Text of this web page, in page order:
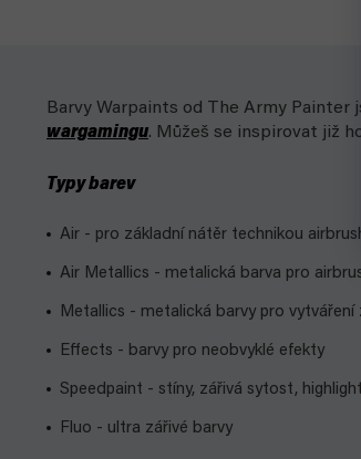
Barvy Warpaints od The Army Painter
wargamingu. Můžeš se inspirovat již
Typy barev
Air - pro základní nátěr technikou
Air Metallics - metalická barva pro
Metallics - metalická barvy pro
Effects - barvy pro neobvyklé efekty
Speedpaint - stíny, zářivá sytost,
Fluo - ultra zářivé barvy